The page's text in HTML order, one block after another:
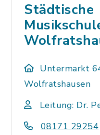
Städtische
Untermarkt
Wolfratshausen
Leitung: Dr.
08171 29254